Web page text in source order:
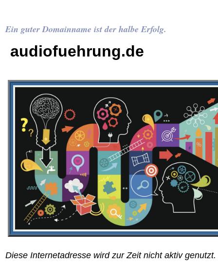
Ein guter Domainname ist der halbe Erfolg.
audiofuehrung.de
Diese Internetadresse wird zur Zeit nicht aktiv genutzt.